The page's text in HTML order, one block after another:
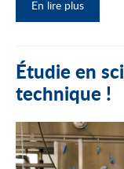
En lire plus
Étudie en
technique !